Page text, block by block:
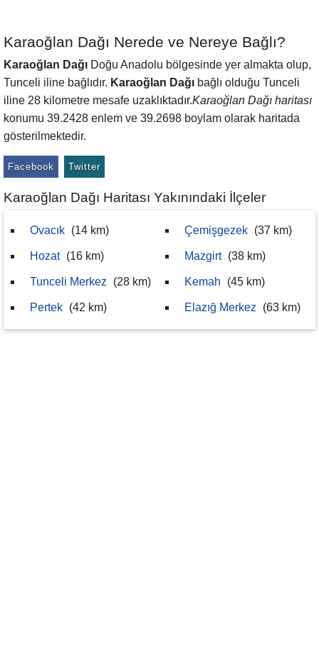
Karaoğlan Dağı Nerede ve Nereye Bağlı?
Karaoğlan Dağı Doğu Anadolu bölgesinde yer almakta olup,
Tunceli iline bağlıdır. Karaoğlan Dağı bağlı olduğu Tunceli
iline 28 kilometre mesafe uzaklıktadır.Karaoğlan Dağı haritası
konumu 39.2428 enlem ve 39.2698 boylam olarak haritada
gösterilmektedir.
Facebook Twitter
Karaoğlan Dağı Haritası Yakınındaki İlçeler
Ovacık (14 km)
Hozat (16 km)
Tunceli Merkez (28 km)
Pertek (42 km)
Çemişgezek (37 km)
Mazgirt (38 km)
Kemah (45 km)
Elazığ Merkez (63 km)